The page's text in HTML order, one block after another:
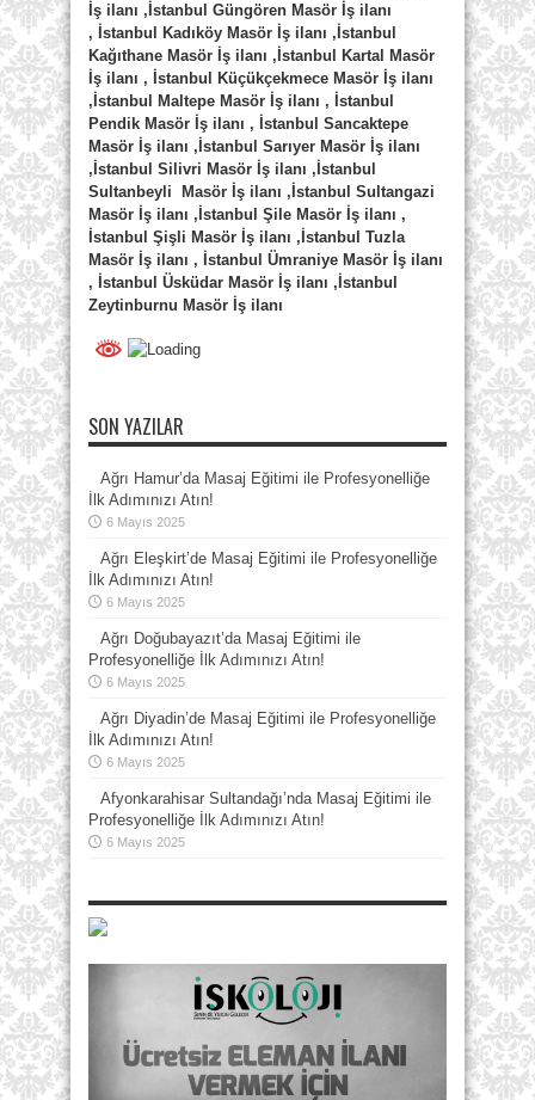
İş ilanı ,İstanbul Güngören Masör İş ilanı
, İstanbul Kadıköy Masör İş ilanı ,İstanbul
Kağıthane Masör İş ilanı ,İstanbul Kartal Masör
İş ilanı , İstanbul Küçükçekmece Masör İş ilanı
,İstanbul Maltepe Masör İş ilanı , İstanbul
Pendik Masör İş ilanı , İstanbul Sancaktepe
Masör İş ilanı ,İstanbul Sarıyer Masör İş ilanı
,İstanbul Silivri Masör İş ilanı ,İstanbul
Sultanbeyli Masör İş ilanı ,İstanbul Sultangazi
Masör İş ilanı ,İstanbul Şile Masör İş ilanı ,
İstanbul Şişli Masör İş ilanı ,İstanbul Tuzla
Masör İş ilanı , İstanbul Ümraniye Masör İş ilanı
, İstanbul Üsküdar Masör İş ilanı ,İstanbul
Zeytinburnu Masör İş ilanı
SON YAZILAR
Ağrı Hamur’da Masaj Eğitimi ile Profesyonelliğe
İlk Adımınızı Atın!
6 Mayıs 2025
Ağrı Eleşkirt’de Masaj Eğitimi ile Profesyonelliğe
İlk Adımınızı Atın!
6 Mayıs 2025
Ağrı Doğubayazıt’da Masaj Eğitimi ile
Profesyonelliğe İlk Adımınızı Atın!
6 Mayıs 2025
Ağrı Diyadin’de Masaj Eğitimi ile Profesyonelliğe
İlk Adımınızı Atın!
6 Mayıs 2025
Afyonkarahisar Sultandağı’nda Masaj Eğitimi ile
Profesyonelliğe İlk Adımınızı Atın!
6 Mayıs 2025